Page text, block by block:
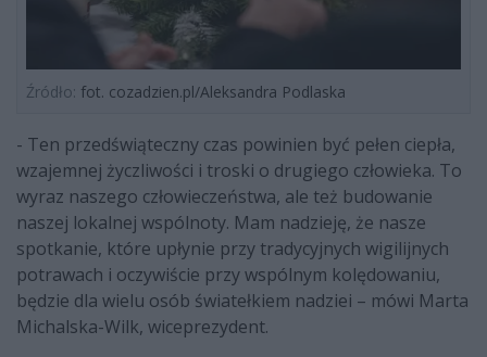
Źródło: fot. cozadzien.pl/Aleksandra Podlaska
- Ten przedświąteczny czas powinien być pełen ciepła,
wzajemnej życzliwości i troski o drugiego człowieka. To
wyraz naszego człowieczeństwa, ale też budowanie
naszej lokalnej wspólnoty. Mam nadzieję, że nasze
spotkanie, które upłynie przy tradycyjnych wigilijnych
potrawach i oczywiście przy wspólnym kolędowaniu,
będzie dla wielu osób światełkiem nadziei – mówi Marta
Michalska-Wilk, wiceprezydent.